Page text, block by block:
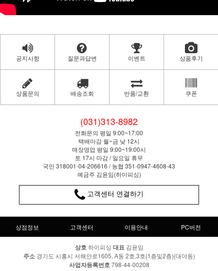
공지사항 질문과답변 이벤트 상품후기
상품문의 배송조회 반품/교환 쿠폰
(031)313-8982
전화문의 평일 9:00~17:00
택배마감 월~금 낮 12시
매장영업 평일 9:00~19:00시
토 17시 마감 / 일요일 휴무
국민 318001-04-206616 / 농협 351-0947-4608-43
예금주 김윤임(하이피싱)
고객센터 연결하기
상점정보 고객센터 이용안내 PC버전
상호 하이피싱 대표 김윤임
주소경기도 시흥시 서해안로1605, A동 2호,3호(1층및2층)(대야동)
사업자등록번호 798-44-00208